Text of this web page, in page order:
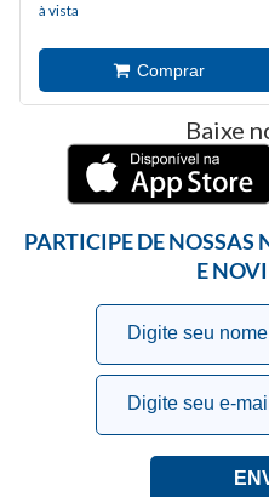
à vista
Baixe
PARTICIPE DE NOSSAS
E